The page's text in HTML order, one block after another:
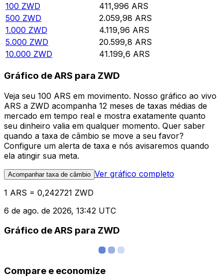
100 ZWD 411,996 ARS
500 ZWD 2.059,98 ARS
1.000 ZWD 4.119,96 ARS
5.000 ZWD 20.599,8 ARS
10.000 ZWD 41.199,6 ARS
Gráfico de ARS para ZWD
Veja seu 100 ARS em movimento. Nosso gráfico ao vivo
ARS a ZWD acompanha 12 meses de taxas médias de
mercado em tempo real e mostra exatamente quanto
seu dinheiro valia em qualquer momento. Quer saber
quando a taxa de câmbio se move a seu favor?
Configure um alerta de taxa e nós avisaremos quando
ela atingir sua meta.
Acompanhar taxa de câmbio Ver gráfico completo
1 ARS = 0,242721 ZWD
6 de ago. de 2026, 13:42 UTC
Gráfico de ARS para ZWD
Compare e economize